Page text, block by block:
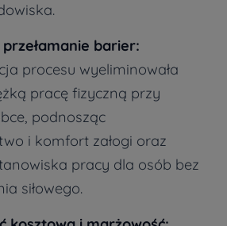
barier:
procesu wyeliminowała
pracę fizyczną przy
podnosząc
i komfort załogi oraz
pracy dla osób bez
siłowego.